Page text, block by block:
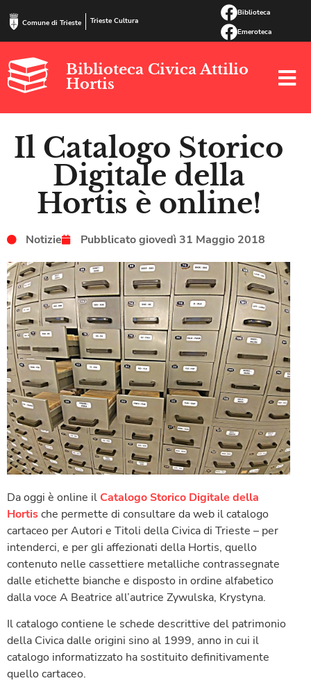
Comune di Trieste Trieste Cultura
Biblioteca
Emeroteca
Biblioteca Civica Attilio
Hortis
Il Catalogo Storico
Digitale della
Hortis è online!
Notizie Pubblicatogiovedì 31 Maggio 2018
Da oggi è online il Catalogo Storico Digitale della
Hortische permette di consultare da web il catalogo
cartaceo per Autori e Titoli della Civica di Trieste – per
intenderci, e per gli affezionati della Hortis, quello
contenuto nelle cassettiere metalliche contrassegnate
dalle etichette bianche e disposto in ordine alfabetico
dalla voce A Beatrice all’autrice Zywulska, Krystyna.
Il catalogo contiene le schede descrittive del patrimonio
della Civica dalle origini sino al 1999, anno in cui il
catalogo informatizzato ha sostituito definitivamente
quello cartaceo.